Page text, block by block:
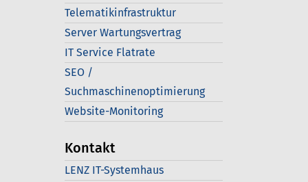
Telematikinfrastruktur
Server Wartungsvertrag
IT Service Flatrate
SEO /
Suchmaschinenoptimierung
Website-Monitoring
Kontakt
LENZ IT-Systemhaus